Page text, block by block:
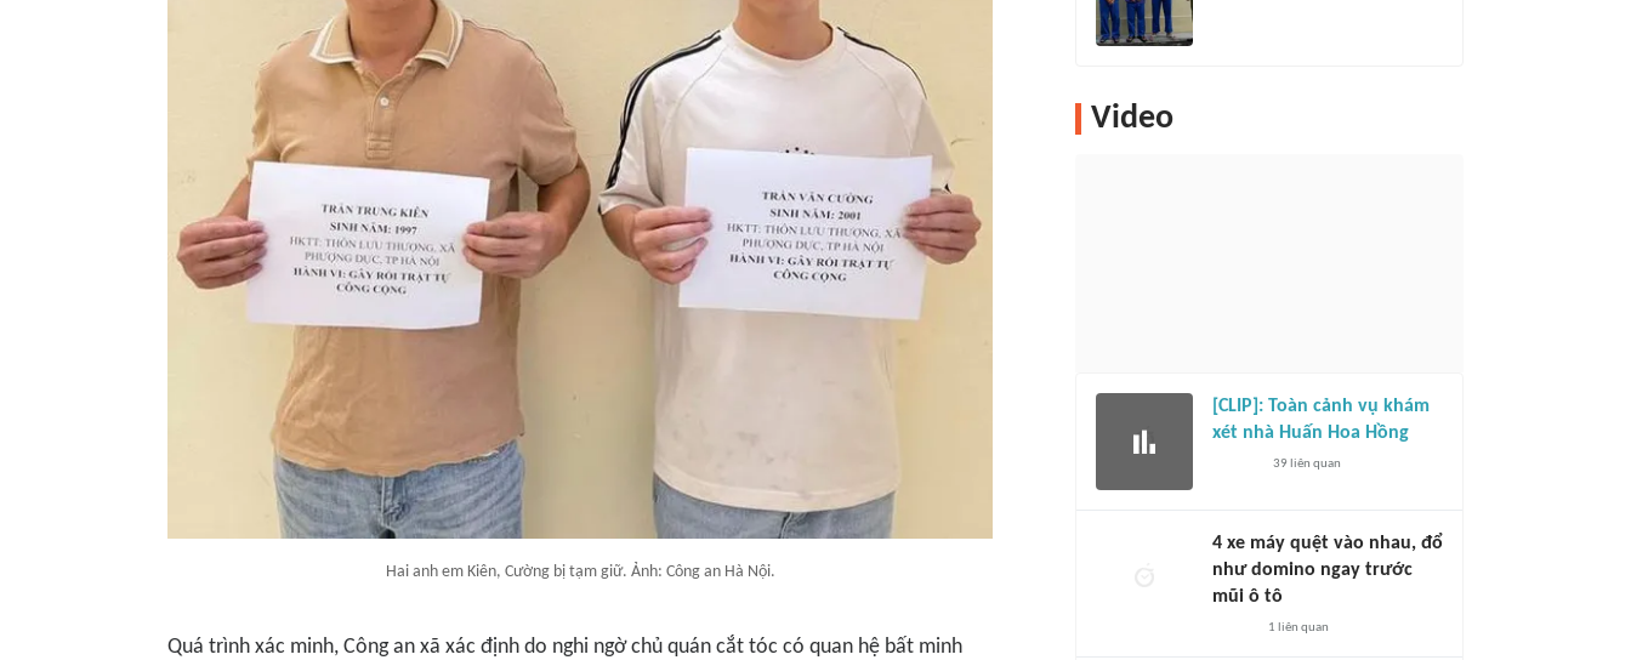
Hai anh em Kiên, Cường bị tạm giữ. Ảnh: Công an Hà Nội.
Quá trình xác minh, Công an xã xác định do nghi ngờ chủ quán cắt tóc có quan hệ bất minh
Video
[CLIP]: Toàn cảnh vụ khám
xét nhà Huấn Hoa Hồng
39 liên quan
4 xe máy quệt vào nhau, đổ
như domino ngay trước
mũi ô tô
1 liên quan